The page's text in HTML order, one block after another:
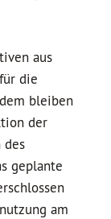
aus
die
bleiben
der
des
geplante
am